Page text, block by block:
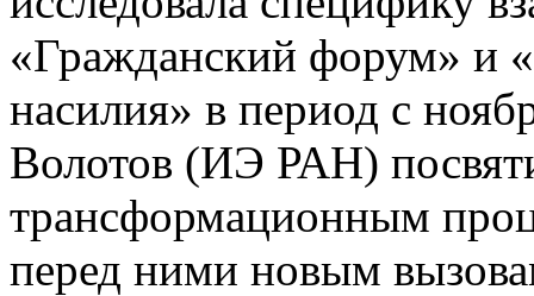
«Гражданский форум» и
насилия» в период с
Волотов (ИЭ РАН)
трансформационным
перед ними новым